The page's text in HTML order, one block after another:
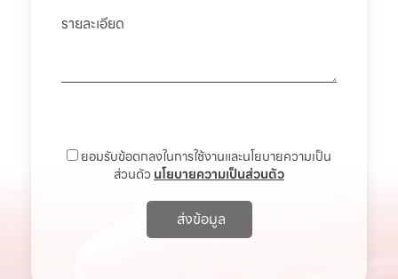
ยอมรับข้อตกลงในการใช้งานและนโยบายความเป็น
ส่วนตัว นโยบายความเป็นส่วนตัว
ส่งข้อมูล